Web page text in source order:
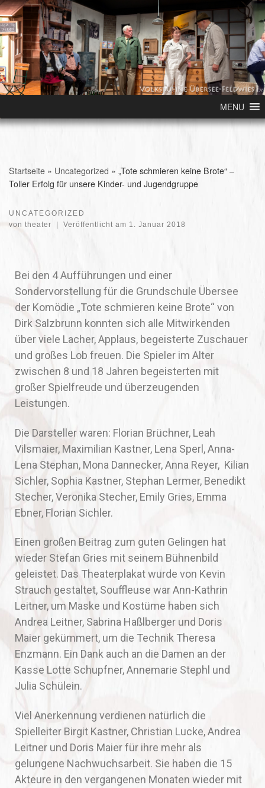
Skip to content
MENU
Startseite » Uncategorized » „Tote schmieren keine Brote“ –
Toller Erfolg für unsere Kinder- und Jugendgruppe
UNCATEGORIZED
von theater | Veröffentlicht am 1. Januar 2018
Bei den 4 Aufführungen und einer
Sondervorstellung für die Grundschule Übersee
der Komödie „Tote schmieren keine Brote“ von
Dirk Salzbrunn konnten sich alle Mitwirkenden
über viele Lacher, Applaus, begeisterte Zuschauer
und großes Lob freuen. Die Spieler im Alter
zwischen 8 und 18 Jahren begeisterten mit
großer Spielfreude und überzeugenden
Leistungen.
Die Darsteller waren: Florian Brüchner, Leah
Vilsmaier, Maximilian Kastner, Lena Sperl, Anna-
Lena Stephan, Mona Dannecker, Anna Reyer, Kilian
Sichler, Sophia Kastner, Stephan Lermer, Benedikt
Stecher, Veronika Stecher, Emily Gries, Emma
Ebner, Florian Sichler.
Einen großen Beitrag zum guten Gelingen hat
wieder Stefan Gries mit seinem Bühnenbild
geleistet. Das Theaterplakat wurde von Kevin
Strauch gestaltet, Souffleuse war Ann-Kathrin
Leitner, um Maske und Kostüme haben sich
Andrea Leitner, Sabrina Haßlberger und Doris
Maier gekümmert, um die Technik Theresa
Enzmann. Ein Dank auch an die Damen an der
Kasse Lotte Schupfner, Annemarie Stephl und
Julia Schülein.
Viel Anerkennung verdienen natürlich die
Spielleiter Birgit Kastner, Christian Lucke, Andrea
Leitner und Doris Maier für ihre mehr als
gelungene Nachwuchsarbeit. Sie haben die 15
Akteure in den vergangenen Monaten wieder mit